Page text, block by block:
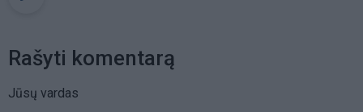
Rašyti komentarą
Jūsų vardas